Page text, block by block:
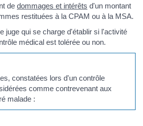
de dommages et intérêts d'un montant
restituées à la CPAM ou à la MSA.
juge qui se charge d'établir si l'activité
médical est tolérée ou non.
constatées lors d'un contrôle
comme contrevenant aux
malade :